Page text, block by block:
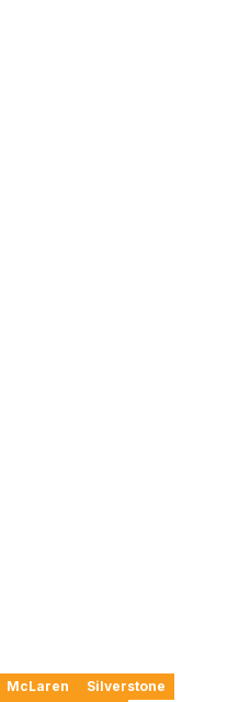
McLaren
Silverstone